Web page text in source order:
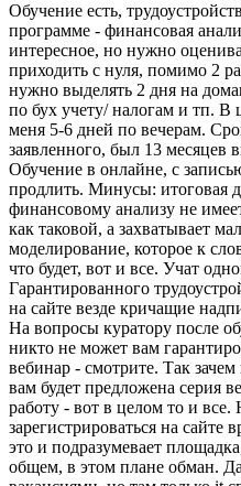
Обучение есть,
программе - финансовая
интересное, но нужно
приходить с нуля, помимо 2
нужно выделять 2 дня на
по бух учету/ налогам и тп. В
меня 5-6 дней по вечерам.
заявленного, был 13 месяцев
Обучение в онлайне, с
продлить. Минусы: итоговая
финансовому анализу не
как таковой, а захватывает
моделирование, которое к
что будет, вот и все. Учат
Гарантированного
на сайте везде кричащие
На вопросы куратору после
никто не может вам
вебинар - смотрите. Так
вам будет предложена серия
работу - вот в целом то и все.
зарегистрироваться на сайте
это и подразумевает
общем, в этом плане обман.